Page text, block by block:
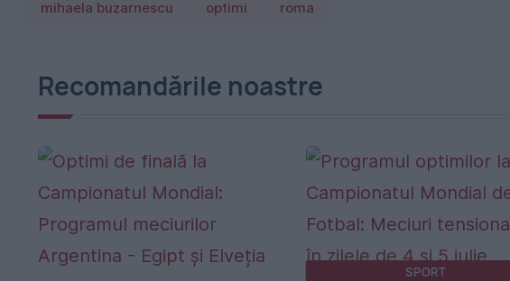
mihaela buzarnescu optimi roma
Recomandările noastre
SPORT